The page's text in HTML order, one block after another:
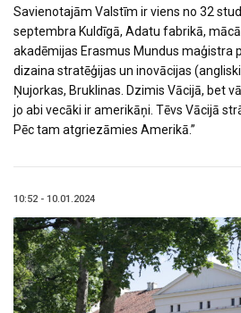
Savienotajām Valstīm ir viens no 32
septembra Kuldīgā, Adatu fabrikā,
akadēmijas Erasmus Mundus maģistra
dizaina stratēģijas un inovācijas (angliski
Ņujorkas, Bruklinas. Dzimis Vācijā, bet
jo abi vecāki ir amerikāņi. Tēvs Vācijā
Pēc tam atgriezāmies Amerikā.”
10:52 - 10.01.2024